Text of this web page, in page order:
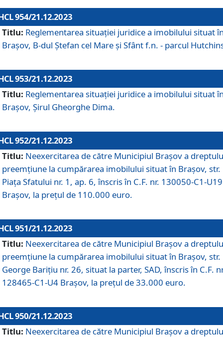
954/21.12.2023
Titlu: Reglementarea situației juridice a imobilului situat
Brașov, B-dul Ștefan cel Mare și Sfânt f.n. - parcul
953/21.12.2023
Titlu: Reglementarea situației juridice a imobilului situat
Brașov, Șirul Gheorghe Dima.
952/21.12.2023
Titlu: Neexercitarea de către Municipiul Brașov a
preemțiune la cumpărarea imobilului situat în Brașov, str.
Piața Sfatului nr. 1, ap. 6, înscris în C.F. nr. 130050-C1-U19
Brașov, la prețul de 110.000 euro.
951/21.12.2023
Titlu: Neexercitarea de către Municipiul Brașov a
preemțiune la cumpărarea imobilului situat în Brașov, str.
George Barițiu nr. 26, situat la parter, SAD, înscris în C.F.
128465-C1-U4 Brașov, la prețul de 33.000 euro.
950/21.12.2023
Titlu: Neexercitarea de către Municipiul Brașov a